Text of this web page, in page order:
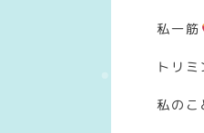
私一筋
トリミ
私のこ